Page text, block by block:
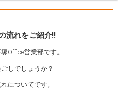
流れをご紹介!!
Office営業部です。
しでしょうか？
についてです。